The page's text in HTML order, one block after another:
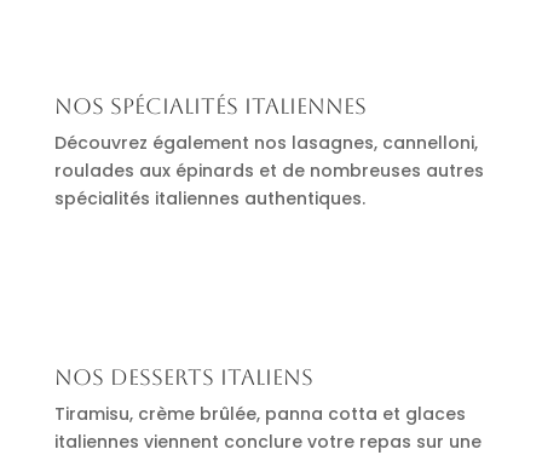
Nos spécialités italiennes
Découvrez également nos lasagnes, cannelloni,
roulades aux épinards et de nombreuses autres
spécialités italiennes authentiques.
Nos desserts italiens
Tiramisu, crème brûlée, panna cotta et glaces
italiennes viennent conclure votre repas sur une